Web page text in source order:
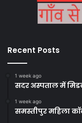
Recent Posts
1 week ago
सदर अस्पताल में
1 week ago
समस्तीपुर महिला